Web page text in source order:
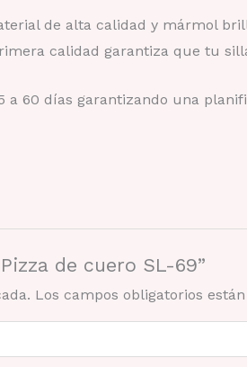
de alta calidad y mármol
calidad garantiza que tu
a 60 días garantizando una
de cuero SL-69”
Los campos obligatorios